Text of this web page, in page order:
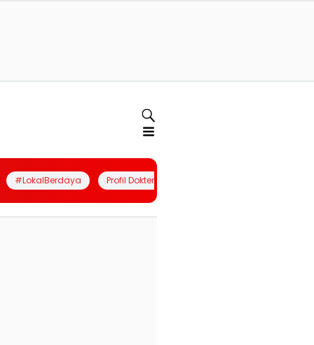
#LokalBerdaya Profil Dokter